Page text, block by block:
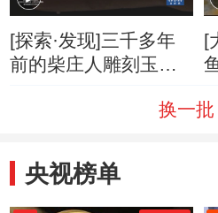
[探索·发现]三千多年
前的柴庄人雕刻玉鳄
[
换一批
央视榜单